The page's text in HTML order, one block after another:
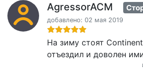
AgressorACM
добавлено: 02 мая 2019
На зиму стоят
отъездил и доволен